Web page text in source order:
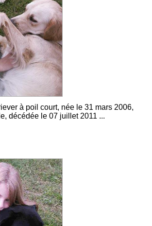
à poil court, née le 31 mars 2006,
décédée le 07 juillet 2011 ...